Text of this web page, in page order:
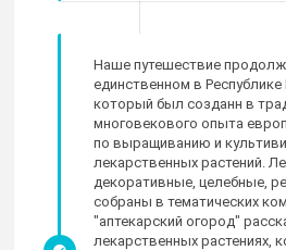
Наше путешествие
единственном в Республике
который был созданн в
многовекового опыта
по выращиванию и
лекарственных растений.
декоративные, целебные,
собраны в тематических
"аптекарский огород"
лекарственных растениях,